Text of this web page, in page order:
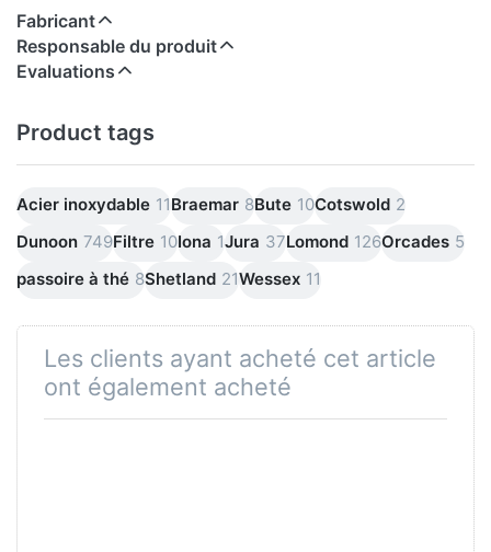
Fabricant
Responsable du produit
Evaluations
Product tags
Acier inoxydable 11Braemar 8Bute 10Cotswold 2
Dunoon 749Filtre 10Iona 1Jura 37Lomond 126Orcades 5
passoire à thé 8Shetland 21Wessex 11
Les clients ayant acheté cet article
ont également acheté